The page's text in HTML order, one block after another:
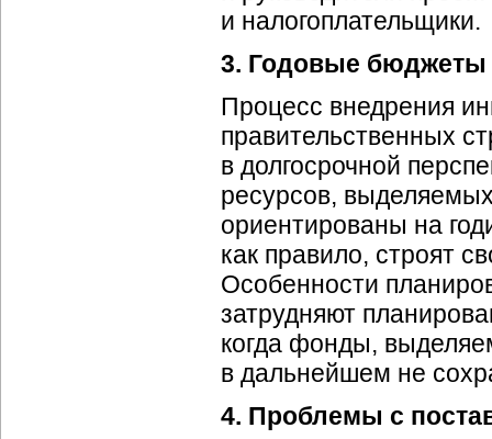
и налогоплательщики.
3. Годовые бюджеты
Процесс внедрения
правительственных
в долгосрочной
ресурсов,
ориентированы на
как правило, строят
Особенности
затрудняют
когда фонды,
в дальнейшем не
4. Проблемы с